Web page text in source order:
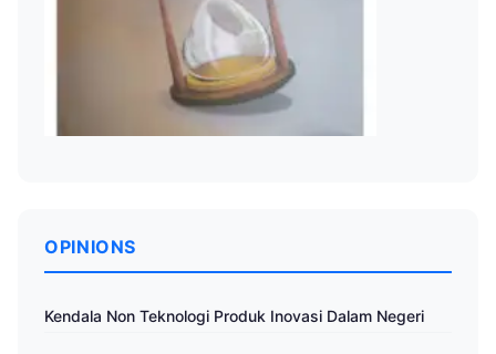
OPINIONS
Kendala Non Teknologi Produk Inovasi Dalam Negeri